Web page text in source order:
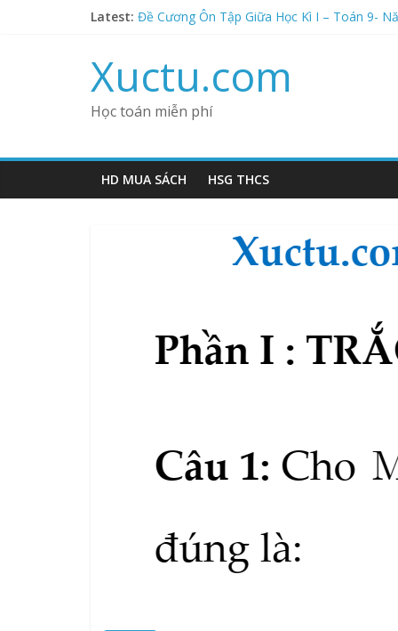
Latest: Đề Cương Ôn Tập Giữa Học Kì I – Toán 9-
Đề Cương Ôn Tập Giữa Học Kì I – Toán 7-
Đề Cương Ôn Tập Giữa Học Kì I – Toán 8-
Xuctu.com
Học toán miễn phí
HD MUA SÁCH HSG THCS